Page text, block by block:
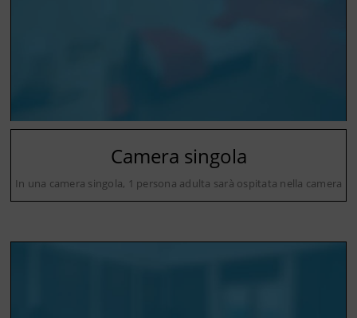
Camera singola
In una camera singola, 1 persona adulta sarà ospitata nella camera